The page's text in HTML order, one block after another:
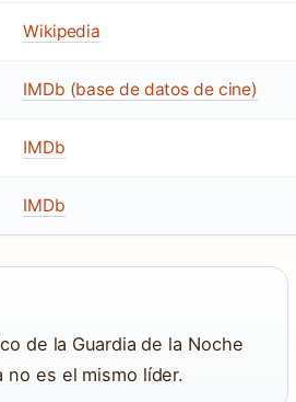
Wikipedia
IMDb (base de datos de cine)
IMDb
IMDb
de la Guardia de la Noche
es el mismo líder.